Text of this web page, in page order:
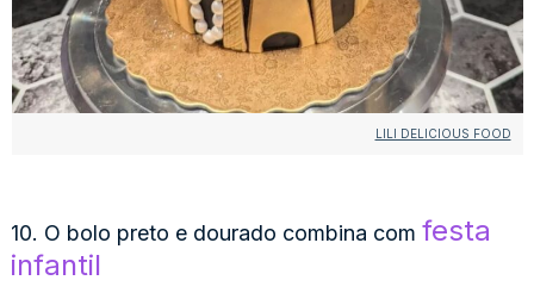
LILI DELICIOUS FOOD
10. O bolo preto e dourado combina comfesta
infantil